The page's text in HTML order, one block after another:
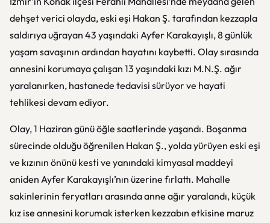
dehşet verici olayda, eski eşi Hakan Ş. tarafından kezzapla
saldırıya uğrayan 43 yaşındaki Ayfer Karakayışlı, 8 günlük
yaşam savaşının ardından hayatını kaybetti. Olay sırasında
annesini korumaya çalışan 13 yaşındaki kızı M.N.Ş. ağır
yaralanırken, hastanede tedavisi sürüyor ve hayati
tehlikesi devam ediyor.
Olay, 1 Haziran günü öğle saatlerinde yaşandı. Boşanma
sürecinde olduğu öğrenilen Hakan Ş., yolda yürüyen eski eşi
ve kızının önünü kesti ve yanındaki kimyasal maddeyi
aniden Ayfer Karakayışlı’nın üzerine fırlattı. Mahalle
sakinlerinin feryatları arasında anne ağır yaralandı, küçük
kız ise annesini korumak isterken kezzabın etkisine maruz